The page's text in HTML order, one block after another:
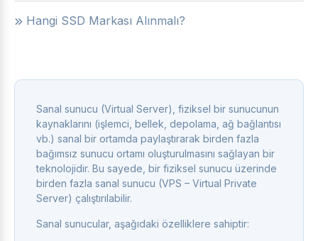
Hangi SSD Markası Alınmalı?
Sanal sunucu (Virtual Server), fiziksel bir sunucunun
kaynaklarını (işlemci, bellek, depolama, ağ bağlantısı
vb.) sanal bir ortamda paylaştırarak birden fazla
bağımsız sunucu ortamı oluşturulmasını sağlayan bir
teknolojidir. Bu sayede, bir fiziksel sunucu üzerinde
birden fazla sanal sunucu (VPS – Virtual Private
Server) çalıştırılabilir.
Sanal sunucular, aşağıdaki özelliklere sahiptir: